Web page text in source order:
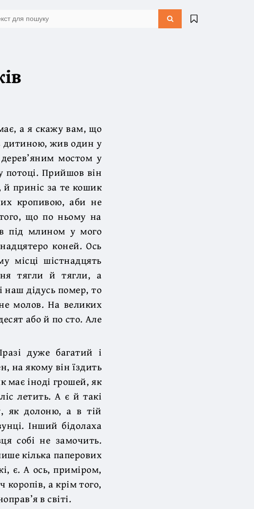
а я скажу вам, що
дитиною, жив один у
мостом у
потоці. Прийшов він
приніс за те кошик
кропивою, аби не
що по ньому на
під млином у мого
коней. Ось
місці шістнадцять
тягли й тягли, а
наш дідусь помер, то
молов. На великих
або й по сто. Але
дуже багатий і
на якому він їздить
має іноді грошей, як
летить. А є й такі
як долоню, а в тій
Інший бідолаха
собі не замочить.
кілька паперових
є. А ось, приміром,
коропів, а крім того,
в світі.